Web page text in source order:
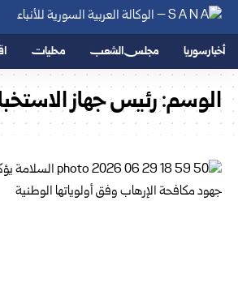
أخبار سوريا مجلس الشعب محليات
الوسم:رئيس جهاز